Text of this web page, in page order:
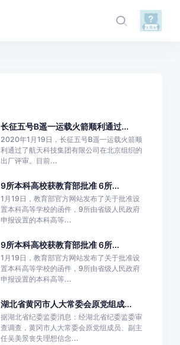
长征五号B遥一运载火箭顺利通过...
2020年1月19日，长征五号B遥一运载火箭顺
利通过了航天科技集团有限公司在北京组织的
出厂评审。目前...
9所本科高校获教育部批准 6所...
1月19日，教育部官方网站发布了关于批准设
置本科高等学校的函件，9所由省级人民政府
申报设置的本科高等...
9所本科高校获教育部批准 6所...
1月19日，教育部官方网站发布了关于批准设
置本科高等学校的函件，9所由省级人民政府
申报设置的本科高等...
湖北省黄冈市人大常委会原党组成...
据湖北省纪委监委消息：经湖北省纪委监委审
查调查，黄冈市人大常委会原党组成员、副主
任吴美景丧失理想信念...